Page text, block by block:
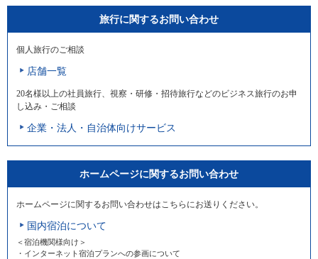
旅行に関するお問い合わせ
個人旅行のご相談
店舗一覧
20名様以上の社員旅行、視察・研修・招待旅行などのビジネス旅行のお申
し込み・ご相談
企業・法人・自治体向けサービス
ホームページに関するお問い合わせ
ホームページに関するお問い合わせはこちらにお送りください。
国内宿泊について
＜宿泊機関様向け＞
・インターネット宿泊プランへの参画について